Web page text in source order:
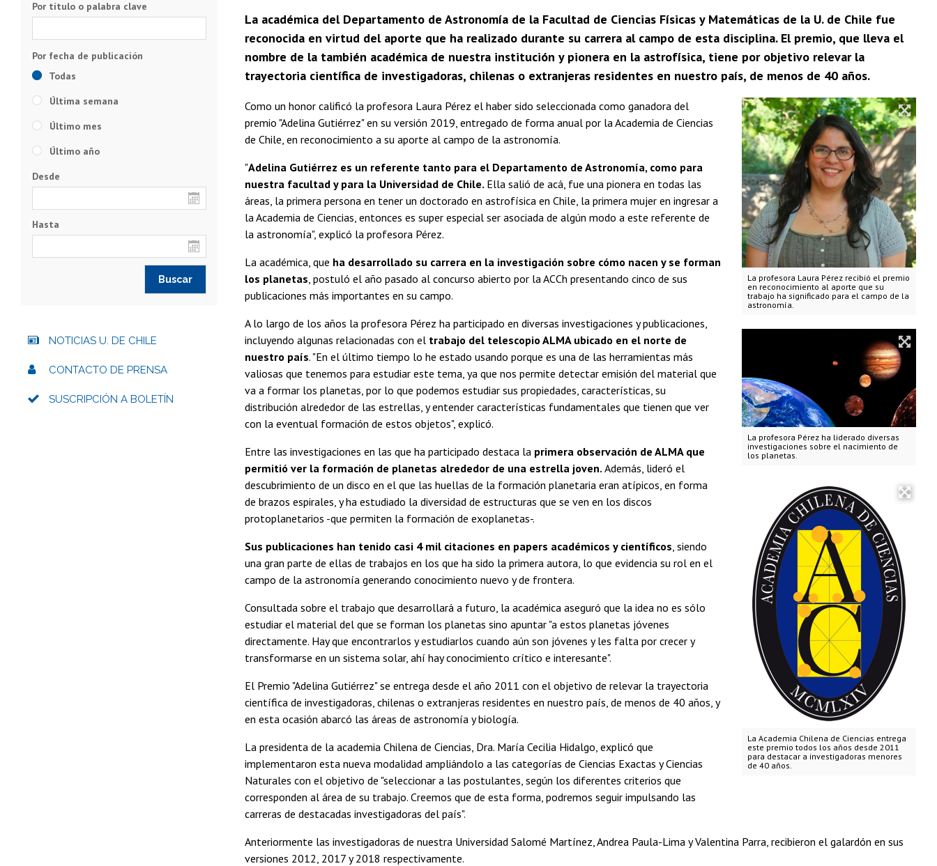
La académica del Departamento de Astronomía de la Facultad de Ciencias Físicas y Matemáticas de la U. de Chile fue
reconocida en virtud del aporte que ha realizado durante su carrera al campo de esta disciplina. El premio, que lleva el
nombre de la también académica de nuestra institución y pionera en la astrofísica, tiene por objetivo relevar la
trayectoria científica de investigadoras, chilenas o extranjeras residentes en nuestro país, de menos de 40 años.
La profesora Laura Pérez recibió el premio
en reconocimiento al aporte que su
trabajo ha significado para el campo de la
astronomía.
La profesora Pérez ha liderado diversas
investigaciones sobre el nacimiento de
los planetas.
La Academia Chilena de Ciencias entrega
este premio todos los años desde 2011
para destacar a investigadoras menores
de 40 años.
Como un honor calificó la profesora Laura Pérez el haber sido seleccionada como ganadora del
premio "Adelina Gutiérrez" en su versión 2019, entregado de forma anual por la Academia de Ciencias
de Chile, en reconocimiento a su aporte al campo de la astronomía.
"Adelina Gutiérrez es un referente tanto para el Departamento de Astronomía, como para
nuestra facultad y para la Universidad de Chile. Ella salió de acá, fue una pionera en todas las
áreas, la primera persona en tener un doctorado en astrofísica en Chile, la primera mujer en ingresar a
la Academia de Ciencias, entonces es super especial ser asociada de algún modo a este referente de
la astronomía", explicó la profesora Pérez.
La académica, que ha desarrollado su carrera en la investigación sobre cómo nacen y se forman
los planetas , postuló el año pasado al concurso abierto por la ACCh presentando cinco de sus
publicaciones más importantes en su campo.
A lo largo de los años la profesora Pérez ha participado en diversas investigaciones y publicaciones,
incluyendo algunas relacionadas con el trabajo del telescopio ALMA ubicado en el norte de
nuestro país. "En el último tiempo lo he estado usando porque es una de las herramientas más
valiosas que tenemos para estudiar este tema, ya que nos permite detectar emisión del material que
va a formar los planetas, por lo que podemos estudiar sus propiedades, características, su
distribución alrededor de las estrellas, y entender características fundamentales que tienen que ver
con la eventual formación de estos objetos", explicó.
Entre las investigaciones en las que ha participado destaca la primera observación de ALMA que
permitió ver la formación de planetas alrededor de una estrella joven. Además, lideró el
descubrimiento de un disco en el que las huellas de la formación planetaria eran atípicos, en forma
de brazos espirales, y ha estudiado la diversidad de estructuras que se ven en los discos
protoplanetarios -que permiten la formación de exoplanetas-.
Sus publicaciones han tenido casi 4 mil citaciones en papers académicos y científicos , siendo
una gran parte de ellas de trabajos en los que ha sido la primera autora, lo que evidencia su rol en el
campo de la astronomía generando conocimiento nuevo y de frontera.
Consultada sobre el trabajo que desarrollará a futuro, la académica aseguró que la idea no es sólo
estudiar el material del que se forman los planetas sino apuntar "a estos planetas jóvenes
directamente. Hay que encontrarlos y estudiarlos cuando aún son jóvenes y les falta por crecer y
transformarse en un sistema solar, ahí hay conocimiento crítico e interesante".
El Premio "Adelina Gutiérrez" se entrega desde el año 2011 con el objetivo de relevar la trayectoria
científica de investigadoras, chilenas o extranjeras residentes en nuestro país, de menos de 40 años, y
en esta ocasión abarcó las áreas de astronomía y biología.
La presidenta de la academia Chilena de Ciencias, Dra. María Cecilia Hidalgo, explicó que
implementaron esta nueva modalidad ampliándolo a las categorías de Ciencias Exactas y Ciencias
Naturales con el objetivo de "seleccionar a las postulantes, según los diferentes criterios que
corresponden al área de su trabajo. Creemos que de esta forma, podremos seguir impulsando las
carreras de destacadas investigadoras del país".
Anteriormente las investigadoras de nuestra Universidad Salomé Martínez, Andrea Paula-Lima y Valentina Parra, recibieron el galardón en sus
versiones 2012, 2017 y 2018 respectivamente.
Por título o palabra clave
Todas
Última semana
Último mes
Último año
Desde
Hasta
NOTICIAS U. DE CHILE
CONTACTO DE PRENSA
SUSCRIPCIÓN A BOLETÍN